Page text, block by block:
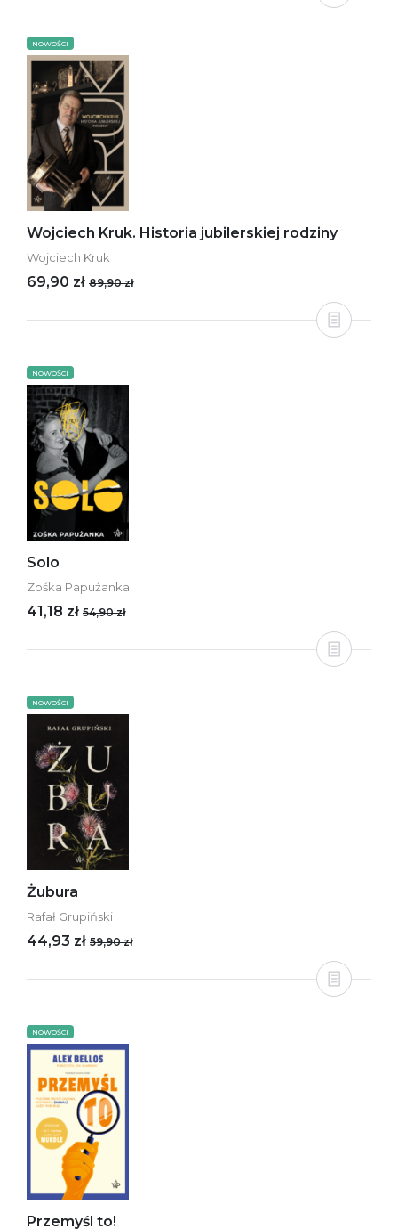
NOWOŚCI
Wojciech Kruk. Historia jubilerskiej rodziny
Wojciech Kruk
69,90 zł 89,90 zł
NOWOŚCI
Solo
Zośka Papużanka
41,18 zł 54,90 zł
NOWOŚCI
Żubura
Rafał Grupiński
44,93 zł 59,90 zł
NOWOŚCI
Przemyśl to!